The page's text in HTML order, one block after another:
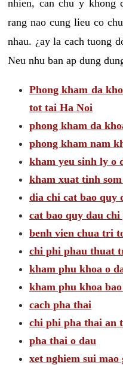
nhien, can chu y khong
rang nao cung lieu co
nhau. ¿ay la cach tuong
Neu nhu ban ap dung
Phong kham da
tot tai Ha Noi
phong kham da
phong kham nam
kham yeu sinh ly o
kham xuat tinh
dia chi cat bao quy
cat bao quy dau chi
benh vien chua tri
chi phi phau thuat
kham phu khoa o
kham phu khoa
cach pha thai
chi phi pha thai an
pha thai o dau
xet nghiem sui mao